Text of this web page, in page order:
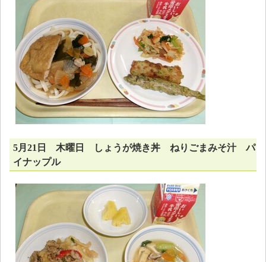
5月21日 木曜日 しょうが焼き丼 ねりごまみそ汁 パ
イナップル